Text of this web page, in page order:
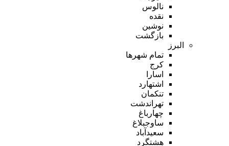
نالوس
نقده
نوشین
بازگشت
البرز
تمام شهر‌ها
کرج
اسارا
اشتهارد
تنکمان
تهراندشت
چهارباغ
ساوجبلاغ
سعیدآباد
هشتگرد